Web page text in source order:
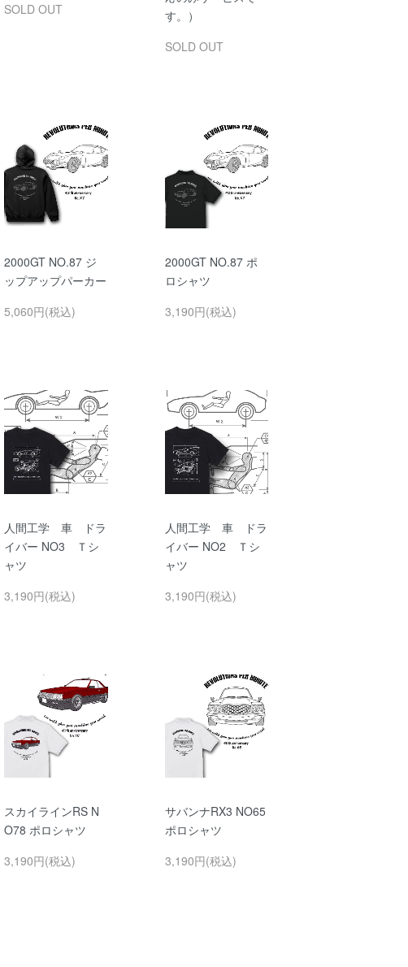
SOLD OUT
す。）
SOLD OUT
2000GT NO.87 ジ
ップアップパーカー
5,060円(税込)
2000GT NO.87 ポ
ロシャツ
3,190円(税込)
人間工学 車 ドラ
イバー NO3 Ｔシ
ャツ
3,190円(税込)
人間工学 車 ドラ
イバー NO2 Ｔシ
ャツ
3,190円(税込)
スカイラインRS N
O78 ポロシャツ
3,190円(税込)
サバンナRX3 NO65
ポロシャツ
3,190円(税込)